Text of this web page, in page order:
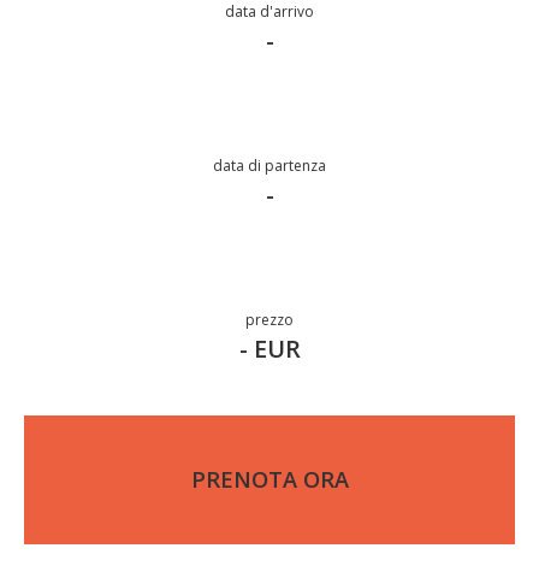
data d'arrivo
-
data di partenza
-
prezzo
- EUR
PRENOTA ORA